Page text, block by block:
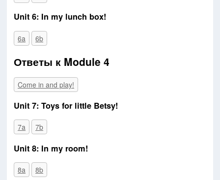
Unit 6: In my lunch box!
6a 6b
Ответы к Module 4
Come in and play!
Unit 7: Toys for little Betsy!
7a 7b
Unit 8: In my room!
8a 8b